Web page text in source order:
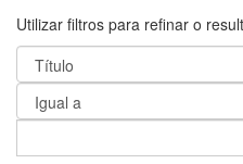
Utilizar filtros para refinar o